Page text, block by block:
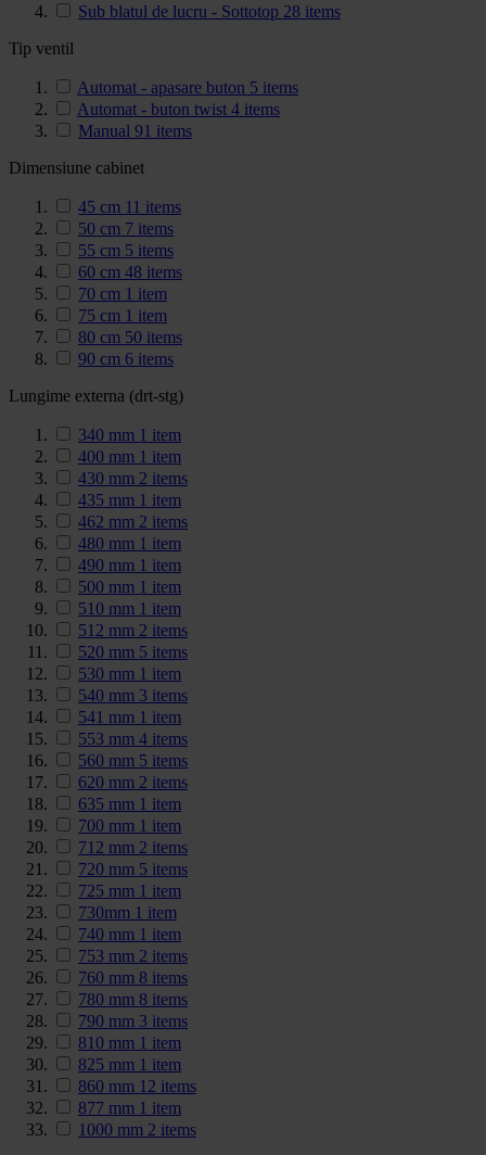
Sub blatul de lucru - Sottotop 28 items
Tip ventil
Automat - apasare buton 5 items
Automat - buton twist 4 items
Manual 91 items
Dimensiune cabinet
45 cm 11 items
50 cm 7 items
55 cm 5 items
60 cm 48 items
70 cm 1 item
75 cm 1 item
80 cm 50 items
90 cm 6 items
Lungime externa (drt-stg)
340 mm 1 item
400 mm 1 item
430 mm 2 items
435 mm 1 item
462 mm 2 items
480 mm 1 item
490 mm 1 item
500 mm 1 item
510 mm 1 item
512 mm 2 items
520 mm 5 items
530 mm 1 item
540 mm 3 items
541 mm 1 item
553 mm 4 items
560 mm 5 items
620 mm 2 items
635 mm 1 item
700 mm 1 item
712 mm 2 items
720 mm 5 items
725 mm 1 item
730mm 1 item
740 mm 1 item
753 mm 2 items
760 mm 8 items
780 mm 8 items
790 mm 3 items
810 mm 1 item
825 mm 1 item
860 mm 12 items
877 mm 1 item
1000 mm 2 items